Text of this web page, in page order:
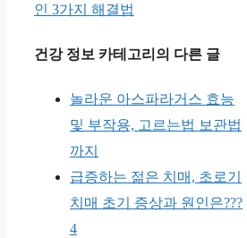
인 3가지 해결법
건강 정보 카테고리의 다른 글
놀라운 아스파라거스 효능
및 부작용, 고르는법 보관법
까지
급증하는 젊은 치매, 초로기
치매 초기 증상과 원인은???
4